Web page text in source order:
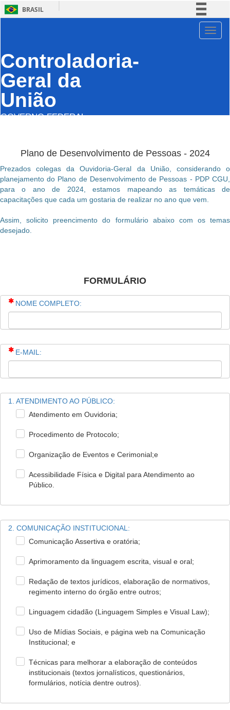
BRASIL
Controladoria-
Geral da
União
GOVERNO FEDERAL
Plano de Desenvolvimento de Pessoas - 2024
Prezados colegas da Ouvidoria-Geral da União, considerando o
planejamento do Plano de Desenvolvimento de Pessoas - PDP CGU,
para o ano de 2024, estamos mapeando as temáticas de
capacitações que cada um gostaria de realizar no ano que vem.
Assim, solicito preencimento do formulário abaixo com os temas
desejado.
FORMULÁRIO
(Esta pergunta é obrigatória)
NOME COMPLETO:
(Esta pergunta é obrigatória)
E-MAIL:
1. ATENDIMENTO AO PÚBLICO:
Atendimento em Ouvidoria;
Procedimento de Protocolo;
Organização de Eventos e Cerimonial;e
Acessibilidade Física e Digital para Atendimento ao
Público.
2. COMUNICAÇÃO INSTITUCIONAL:
Comunicação Assertiva e oratória;
Aprimoramento da linguagem escrita, visual e oral;
Redação de textos jurídicos, elaboração de normativos,
regimento interno do órgão entre outros;
Linguagem cidadão (Linguagem Simples e Visual Law);
Uso de Mídias Sociais, e página web na Comunicação
Institucional; e
Técnicas para melhorar a elaboração de conteúdos
institucionais (textos jornalísticos, questionários,
formulários, notícia dentre outros).